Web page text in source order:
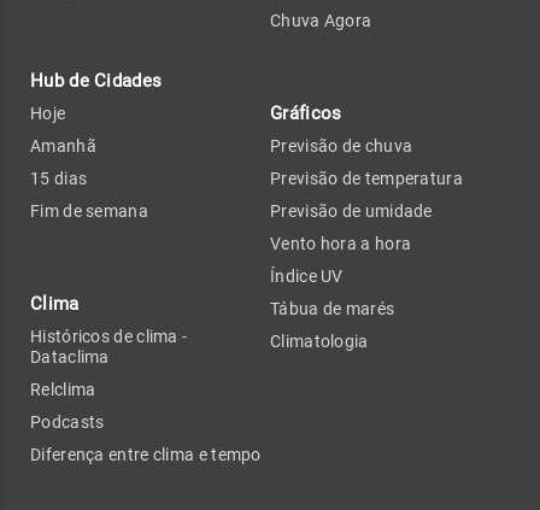
Hub de Cidades
Hoje
Amanhã
15 dias
Fim de semana
Clima
Históricos de clima -
Dataclima
Relclima
Podcasts
Diferença entre clima e tempo
Chuva Agora
Gráficos
Previsão de chuva
Previsão de temperatura
Previsão de umidade
Vento hora a hora
Índice UV
Tábua de marés
Climatologia